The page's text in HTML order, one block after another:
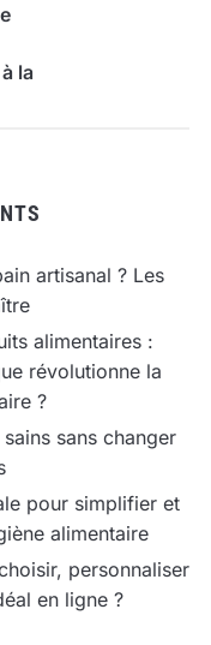
la
artisanal ? Les
alimentaires :
révolutionne la
?
sans changer
pour simplifier et
alimentaire
personnaliser
en ligne ?